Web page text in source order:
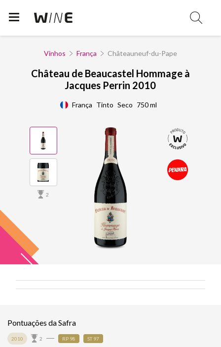
Vinhos França Châteauneuf-du-Pape
Château de Beaucastel Hommage à
Jacques Perrin 2010
França Tinto Seco 750 ml
2
Pontuações da Safra
2010 2 RP 98 ST 97